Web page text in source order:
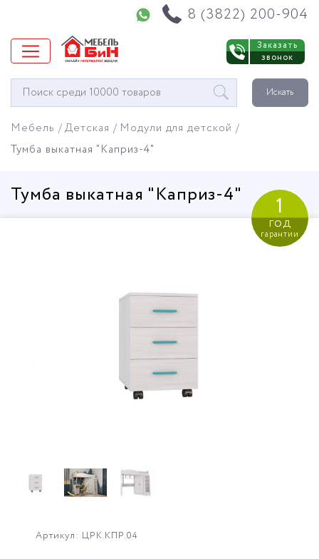
8 (3822) 200-904
Заказать
звонок
Окно
поиска
Искать
Мебель Детская
Модули для детской
Тумба выкатная "Каприз-4"
Тумба выкатная "Каприз-4" 1
год
гарантии
Артикул: ЦРК.КПР.04